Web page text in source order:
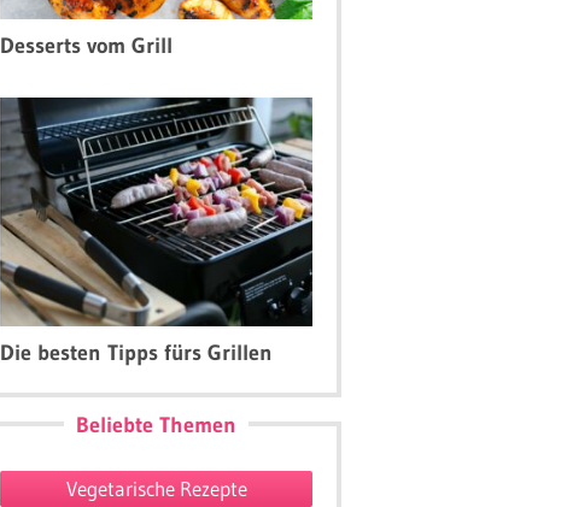
Desserts vom Grill
Die besten Tipps fürs Grillen
Beliebte Themen
Vegetarische Rezepte